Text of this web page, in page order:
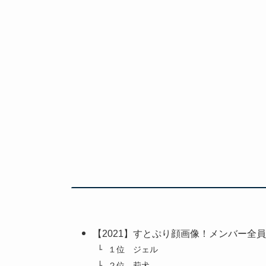
【2021】すとぷり顔画像！メンバー全員
１位 ジェル